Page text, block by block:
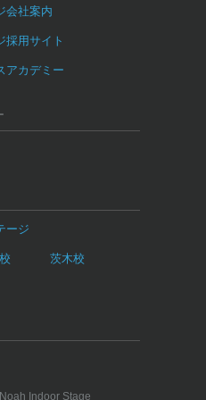
会社案内
採用サイト
アカデミー
ージ
茨木校
Indoor Stage